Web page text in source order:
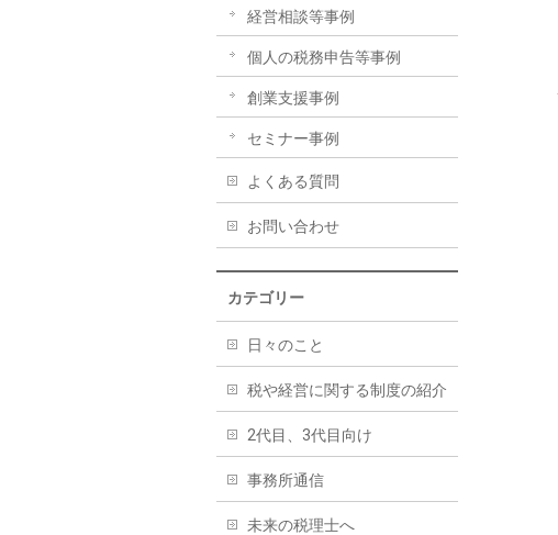
経営相談等事例
個人の税務申告等事例
創業支援事例
セミナー事例
よくある質問
お問い合わせ
カテゴリー
日々のこと
税や経営に関する制度の紹介
2代目、3代目向け
事務所通信
未来の税理士へ